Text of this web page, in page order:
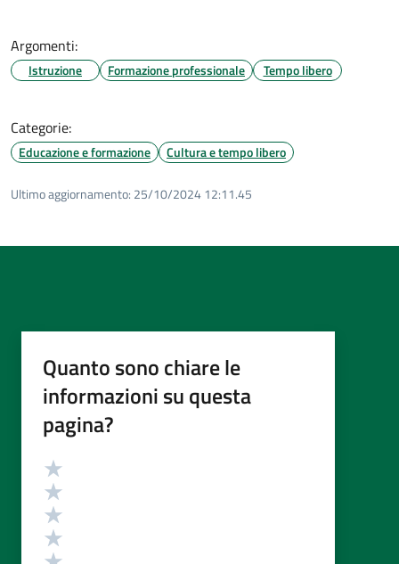
Argomenti:
Istruzione Formazione professionale Tempo libero
Categorie:
Educazione e formazione Cultura e tempo libero
Ultimo aggiornamento: 25/10/2024 12:11.45
Quanto sono chiare le
informazioni su questa
pagina?
Valutazione